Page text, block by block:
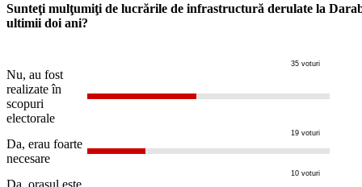
Sunteţi mulţumiţi de lucrările de infrastructură derulate la
ultimii doi ani?
35 voturi
Nu, au fost
realizate în
scopuri
electorale
19 voturi
Da, erau foarte
necesare
10 voturi
Da, oraşul este